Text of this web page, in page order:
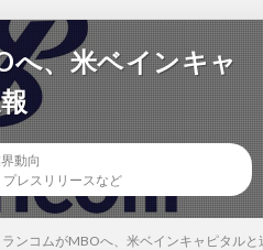
へ、米ベインキャ
動向
プレスリリースなど
ランコムがMBOへ、米ベインキャピタル